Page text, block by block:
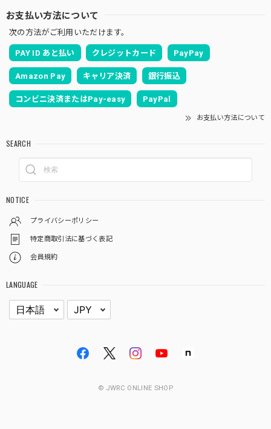
お支払い方法について
次の方法がご利用いただけます。
PAY ID あと払い クレジットカード PayPay
Amazon Pay キャリア決済 銀行振込
コンビニ決済またはPay-easy PayPal
お支払い方法について
SEARCH
NOTICE
プライバシーポリシー
特定商取引法に基づく表記
会員規約
LANGUAGE
© JWRC ONLINE SHOP